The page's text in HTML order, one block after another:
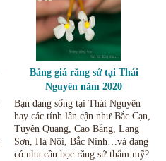
Bảng giá răng sứ tại Thái
Nguyên năm 2020
Bạn đang sống tại Thái Nguyên
hay các tỉnh lân cận như Bắc Cạn,
Tuyên Quang, Cao Bằng, Lạng
Sơn, Hà Nội, Bắc Ninh…và đang
có nhu cầu bọc răng sứ thẩm mỹ?